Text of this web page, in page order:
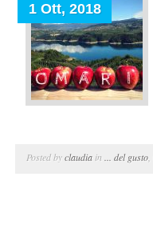
1 Ott, 2018
Posted byclaudia in ... del gusto